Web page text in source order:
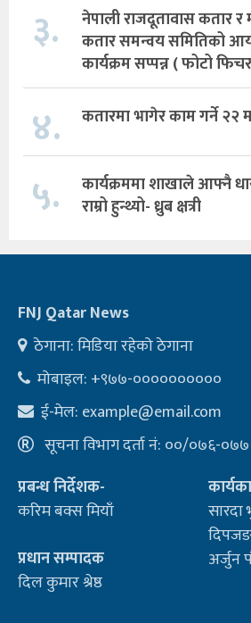
३.
नेपाली राजदूतावास कतार
कतार समन्वय समितिको
कार्यक्रम सप्पन्न ( फोटो
४. कतारमा भागेर काम गर्ने २२
५.
कार्यक्रममा शाखाले आफ्नै
राम्रो हुन्थ्यो- ध्रुब क्षत्री
FNJ Qatar News
ठेगाना: मिडिया रहेको ठेगाना
मोबाइल: +९७७-००००००००००
ई-मेल: example@email.com
सूचना विभाग दर्ता नं: ००/०७६-०७७
प्रबन्ध निर्देशक-
करिम बक्स मियाँ
प्रधान सम्पादक
दिल कुमार श्रेष्ठ
अर्जुन